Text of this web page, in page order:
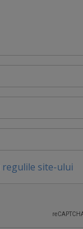
regulile site-ului